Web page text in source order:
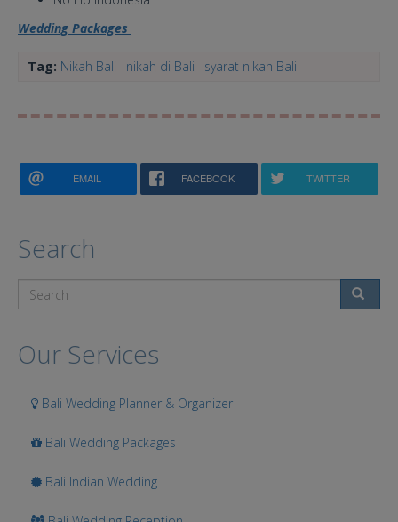
Wedding Packages
Tag: Nikah Bali nikah di Bali syarat nikah Bali
EMAIL FACEBOOK TWITTER
Search
Our Services
Bali Wedding Planner & Organizer
Bali Wedding Packages
Bali Indian Wedding